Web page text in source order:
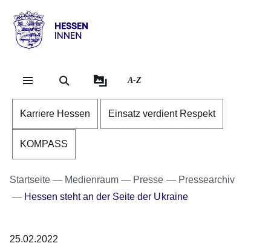
Hessen
Innen
A-Z
Karriere Hessen Einsatz verdient Respekt
KOMPASS
Startseite Medienraum Presse
Pressearchiv
Hessen steht an der Seite der Ukraine
25.02.2022